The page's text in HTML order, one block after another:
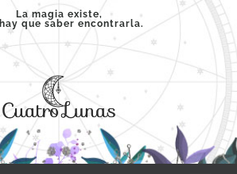
La magia existe,
que saber encontrarla.